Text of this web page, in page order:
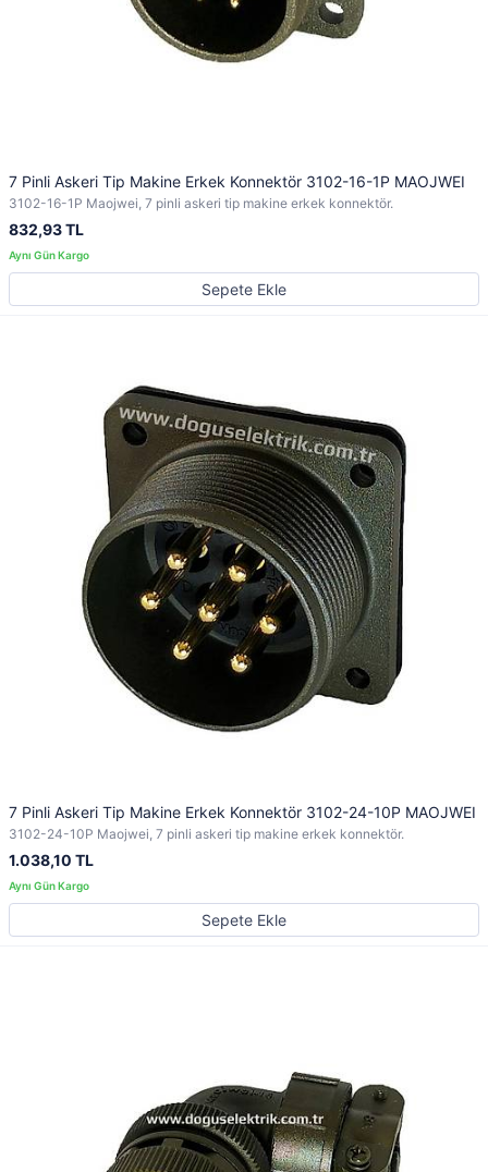
7 Pinli Askeri Tip Makine Erkek Konnektör 3102-16-1P MAOJWEI
3102-16-1P Maojwei, 7 pinli askeri tip makine erkek konnektör.
832,93 TL
Sepete Ekle
7 Pinli Askeri Tip Makine Erkek Konnektör 3102-24-10P MAOJWEI
3102-24-10P Maojwei, 7 pinli askeri tip makine erkek konnektör.
1.038,10 TL
Sepete Ekle